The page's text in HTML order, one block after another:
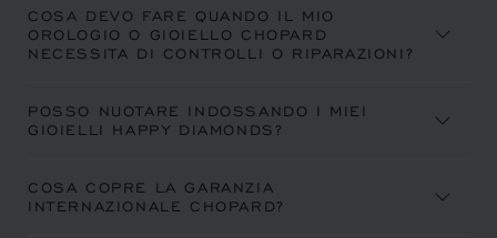
COSA DEVO FARE QUANDO IL MIO
OROLOGIO O GIOIELLO CHOPARD
NECESSITA DI CONTROLLI O RIPARAZIONI?
POSSO NUOTARE INDOSSANDO I MIEI
GIOIELLI HAPPY DIAMONDS?
COSA COPRE LA GARANZIA
INTERNAZIONALE CHOPARD?